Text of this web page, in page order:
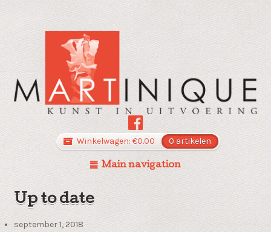
Winkelwagen: €0.00 0 artikelen
Main navigation
Up to date
september 1, 2018